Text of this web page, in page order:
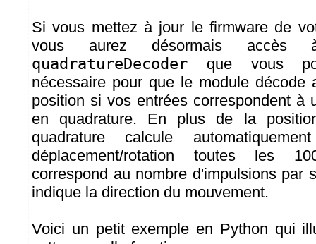
Si vous mettez à jour le firmware de
vous aurez désormais accès
quadratureDecoder que vous
nécessaire pour que le module décode
position si vos entrées correspondent à
en quadrature. En plus de la
quadrature calcule
déplacement/rotation toutes les
correspond au nombre d'impulsions par
indique la direction du mouvement.
Voici un petit exemple en Python qui